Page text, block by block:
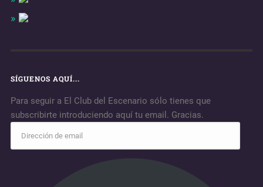
SÍGUENOS AQUÍ...
Para seguir a El Club del Escenario sólo tienes que
subscribirte introduciendo aquí tu email. Gracias.